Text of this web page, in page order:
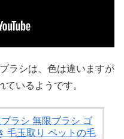
ラシは、色は違いますが
いるようです。
ラシ 無限ブラシ ゴ
毛玉取り ペットの毛